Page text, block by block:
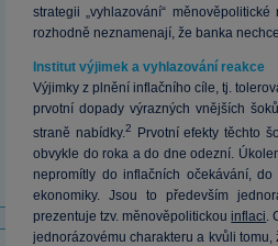
strategii „vyhlazování“
rozhodně neznamenají, že banka
Institut výjimek a vyhlazování reakce
Výjimky z plnění inflačního cíle, tj.
prvotní dopady výrazných vnějších
straně nabídky.2
Prvotní efekty těchto
obvykle do roka a do dne odezní.
nepromítly do inflačních očekávání,
ekonomiky. Jsou to především
prezentuje tzv. měnověpolitickouinflaci.
jednorázovému charakteru a kvůli